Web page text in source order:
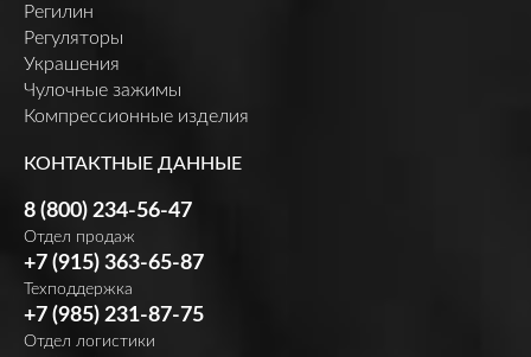
Регилин
Регуляторы
Украшения
Чулочные зажимы
Компрессионные изделия
КОНТАКТНЫЕ ДАННЫЕ
8 (800) 234-56-47
Отдел продаж
+7 (915) 363-65-87
Техподдержка
+7 (985) 231-87-75
Отдел логистики